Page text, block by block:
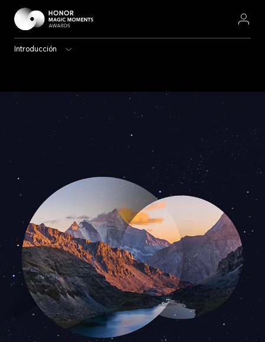
Introducción